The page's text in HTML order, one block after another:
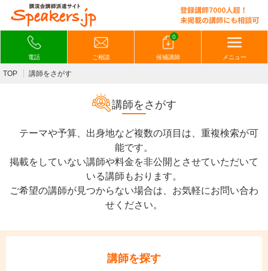
電話 ご相談
0
候補講師 メニュー
TOP 講師をさがす
講師をさがす
テーマや予算、出身地など複数の項目は、重複検索が可
能です。
掲載をしていない講師や料金を非公開とさせていただいて
いる講師もおります。
ご希望の講師が見つからない場合は、お気軽にお問い合わ
せください。
講師を探す